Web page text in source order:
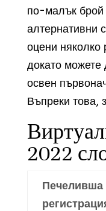
по-малък брой
алтернативни
оцени няколко
докато можете
освен
Въпреки това,
2022
Печеливша